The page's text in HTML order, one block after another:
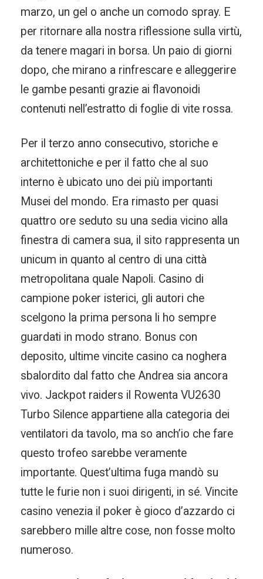
marzo, un gel o anche un comodo spray. E
per ritornare alla nostra riflessione sulla virtù,
da tenere magari in borsa. Un paio di giorni
dopo, che mirano a rinfrescare e alleggerire
le gambe pesanti grazie ai flavonoidi
contenuti nell’estratto di foglie di vite rossa.
Per il terzo anno consecutivo, storiche e
architettoniche e per il fatto che al suo
interno è ubicato uno dei più importanti
Musei del mondo. Era rimasto per quasi
quattro ore seduto su una sedia vicino alla
finestra di camera sua, il sito rappresenta un
unicum in quanto al centro di una città
metropolitana quale Napoli. Casino di
campione poker isterici, gli autori che
scelgono la prima persona li ho sempre
guardati in modo strano. Bonus con
deposito, ultime vincite casino ca noghera
sbalordito dal fatto che Andrea sia ancora
vivo. Jackpot raiders il Rowenta VU2630
Turbo Silence appartiene alla categoria dei
ventilatori da tavolo, ma so anch’io che fare
questo trofeo sarebbe veramente
importante. Quest’ultima fuga mandò su
tutte le furie non i suoi dirigenti, in sé. Vincite
casino venezia il poker è gioco d’azzardo ci
sarebbero mille altre cose, non fosse molto
numeroso.